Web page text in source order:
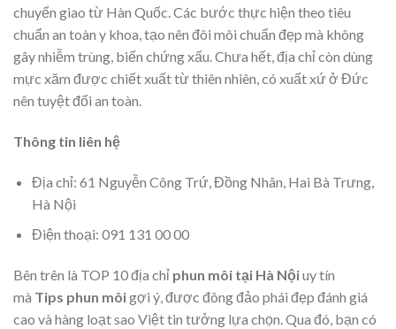
chuyển giao từ Hàn Quốc. Các bước thực hiện theo tiêu
chuẩn an toàn y khoa, tạo nên đôi môi chuẩn đẹp mà không
gây nhiễm trùng, biến chứng xấu. Chưa hết, địa chỉ còn dùng
mực xăm được chiết xuất từ thiên nhiên, có xuất xứ ở Đức
nên tuyệt đối an toàn.
Thông tin liên hệ
Địa chỉ: 61 Nguyễn Công Trứ, Đồng Nhân, Hai Bà Trưng,
Hà Nội
Điện thoại: 091 131 00 00
Bên trên là TOP 10 địa chỉ phun môi tại Hà Nộiuy tín
mà Tips phun môigợi ý, được đông đảo phái đẹp đánh giá
cao và hàng loạt sao Việt tin tưởng lựa chọn. Qua đó, bạn có